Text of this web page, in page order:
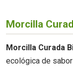
Morcilla
Morcilla Curada
ecológica de